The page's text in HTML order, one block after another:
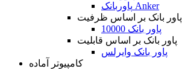
پاوربانک Anker
پاور بانک بر اساس ظرفیت
پاور بانک 10000
پاور بانک بر اساس قابلیت
پاور بانک وایرلس
کامپیوتر آماده